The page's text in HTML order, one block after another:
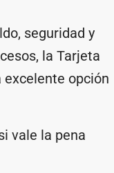
seguridad y
la Tarjeta
excelente opción
vale la pena